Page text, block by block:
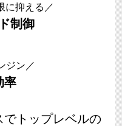
に抑える／
制御
ジン／
率
でトップレベルの